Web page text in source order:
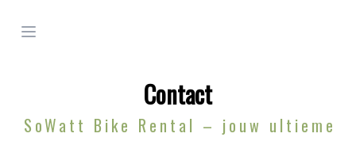
Open menu
Contact
SoWatt Bike Rental – jouw ultieme